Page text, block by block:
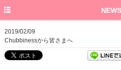
NEWS
2019/02/09
Chubbinessから皆さまへ
PROFILE
NEWS